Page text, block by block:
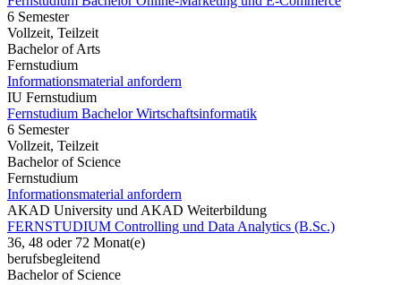
6 Semester
Vollzeit, Teilzeit
Bachelor of Arts
Fernstudium
Informationsmaterial anfordern
IU Fernstudium
Fernstudium Bachelor Wirtschaftsinformatik
6 Semester
Vollzeit, Teilzeit
Bachelor of Science
Fernstudium
Informationsmaterial anfordern
AKAD University und AKAD Weiterbildung
FERNSTUDIUM Controlling und Data Analytics (B.Sc.)
36, 48 oder 72 Monat(e)
berufsbegleitend
Bachelor of Science